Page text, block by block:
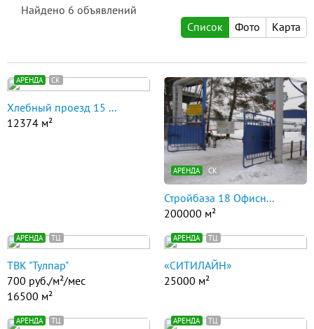
Найдено 6 объявлений
Список
Фото Карта
АРЕНДА СК
Хлебный проезд 15 ...
12374 м²
АРЕНДА СК
Стройбаза 18 Офисн...
200000 м²
АРЕНДА ТЦ
ТВК "Тулпар"
700 руб./м²/мес
16500 м²
АРЕНДА ТЦ
«СИТИЛАЙН»
25000 м²
АРЕНДА ТЦ АРЕНДА ТЦ